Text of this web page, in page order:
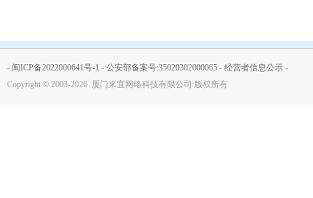
- 闽ICP备2022000641号-1 - 公安部备案号:35020302000065 - 经营者信息公示 -
Copyright © 2003-2026 厦门来宜网络科技有限公司 版权所有